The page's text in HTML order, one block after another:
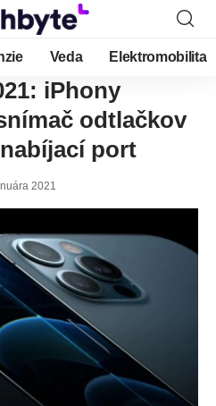
Veda Elektromobilita
iPhony
odtlačkov
port
2021